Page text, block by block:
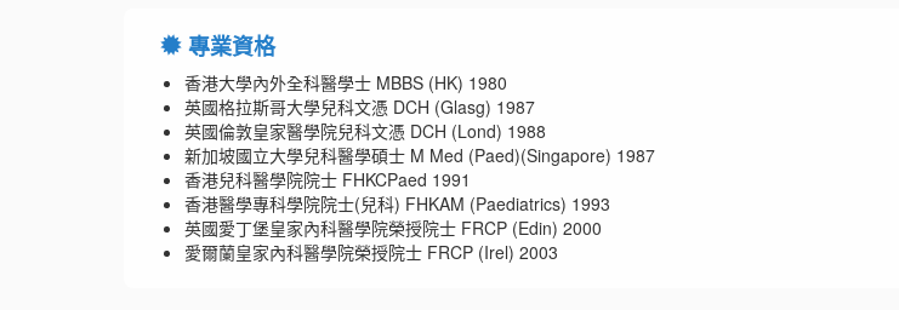
專業資格
香港大學內外全科醫學士 MBBS (HK) 1980
英國格拉斯哥大學兒科文憑 DCH (Glasg) 1987
英國倫敦皇家醫學院兒科文憑 DCH (Lond) 1988
新加坡國立大學兒科醫學碩士 M Med (Paed)(Singapore) 1987
香港兒科醫學院院士 FHKCPaed 1991
香港醫學專科學院院士(兒科) FHKAM (Paediatrics) 1993
英國愛丁堡皇家內科醫學院榮授院士 FRCP (Edin) 2000
愛爾蘭皇家內科醫學院榮授院士 FRCP (Irel) 2003